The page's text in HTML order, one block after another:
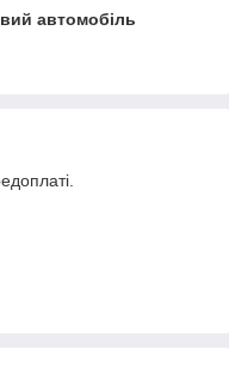
автомобіль